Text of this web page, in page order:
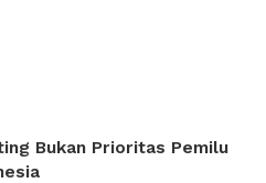
Bukan Prioritas Pemilu